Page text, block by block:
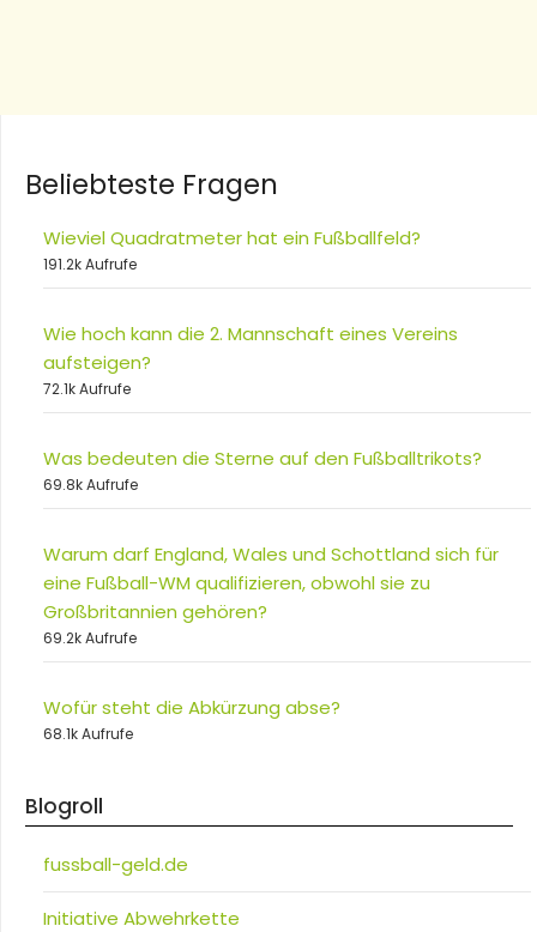
Beliebteste Fragen
Wieviel Quadratmeter hat ein Fußballfeld?
191.2k Aufrufe
Wie hoch kann die 2. Mannschaft eines Vereins
aufsteigen?
72.1k Aufrufe
Was bedeuten die Sterne auf den Fußballtrikots?
69.8k Aufrufe
Warum darf England, Wales und Schottland sich für
eine Fußball-WM qualifizieren, obwohl sie zu
Großbritannien gehören?
69.2k Aufrufe
Wofür steht die Abkürzung abse?
68.1k Aufrufe
Blogroll
fussball-geld.de
Initiative Abwehrkette